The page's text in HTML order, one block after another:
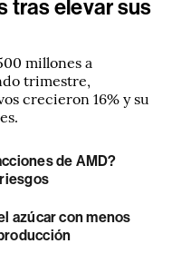
tras elevar sus
millones a
trimestre,
crecieron 16% y su
de AMD?
azúcar con menos